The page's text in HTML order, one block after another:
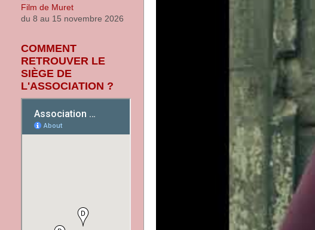
du 8 au 15 novembre 2026
COMMENT
RETROUVER LE
SIÈGE DE
L'ASSOCIATION ?